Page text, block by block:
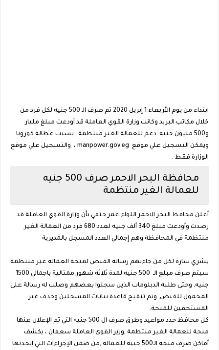
ابتداء من يوم الأربعاء 1 إبريل 2020 تم صرف الـ 500 جنيه لكل فرد من
خلال مكاتب البريد وكانت وزارة القوي العاملة قد أودعت مبلغ مليار
و500 مليون جنيه دعم للعمالة الغير منتظمة , بسبب عطالة كورونا
ويمكن التسجيل علي موقع manpower.gov.eg ، والتسجيل علي موقع
الوزارة فقط .
محافظة البحر الاحمر صرف 500 جنيه
للعمالة الغير منتظمة
أعلن محافظ البحر الاحمر اللواء عمر حنفي بأن وزارة القوي العاملة قد
رصدت وأودعت مبلغ 340 ألف جنيه لعدد 680 فرد من العمالة الغير
منتظمة في المحافظة وهم إجمالي العدد المسجل بالمديرية
بشري سارة لكل من جاءتهم رسالة القبض لمنحة العمالة غير منتظمة
سيتم صرف مبلغ الـ 500 جنيه لمدة ثلاثة شهور ممتالية باجمالي 1500
جنيه, وحتى طلبة الدبلومات الذين سجلوا بعضهم وصلت له رسالة على
المحمول للقبض, وتم تنقيح قاعدة بيانات المسجلين وحذف غير
المستحقين للمنحة.
كل محافظ حدد مواعيد وطرق صرف ال 500 جنيه التي تم الإعلان عنها
منحة للعمالة الغير منتظمة ,وزير القوى العاملة سعفان ، يكشف
أماكن صرف منحة الـ500 جنيه للعمالة ,من ضمن الإجراءات التي اتخذتها